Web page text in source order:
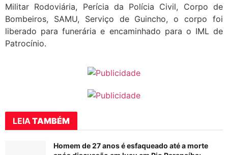
Militar Rodoviária, Perícia da Polícia Civil, Corpo de
Bombeiros, SAMU, Serviço de Guincho, o corpo foi
liberado para funerária e encaminhado para o IML de
Patrocínio.
LEIATAMBÉM
Homem de 27 anos é esfaqueado até a morte